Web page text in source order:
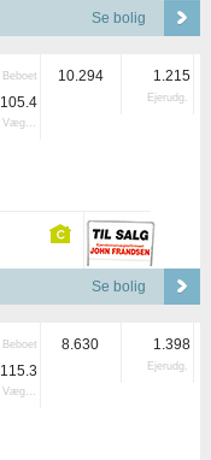
Se bolig
Beboet
105.4
Vægtet
10.294 1.215
Ejerudg.
Se bolig
Beboet
115.3
Vægtet
8.630 1.398
Ejerudg.